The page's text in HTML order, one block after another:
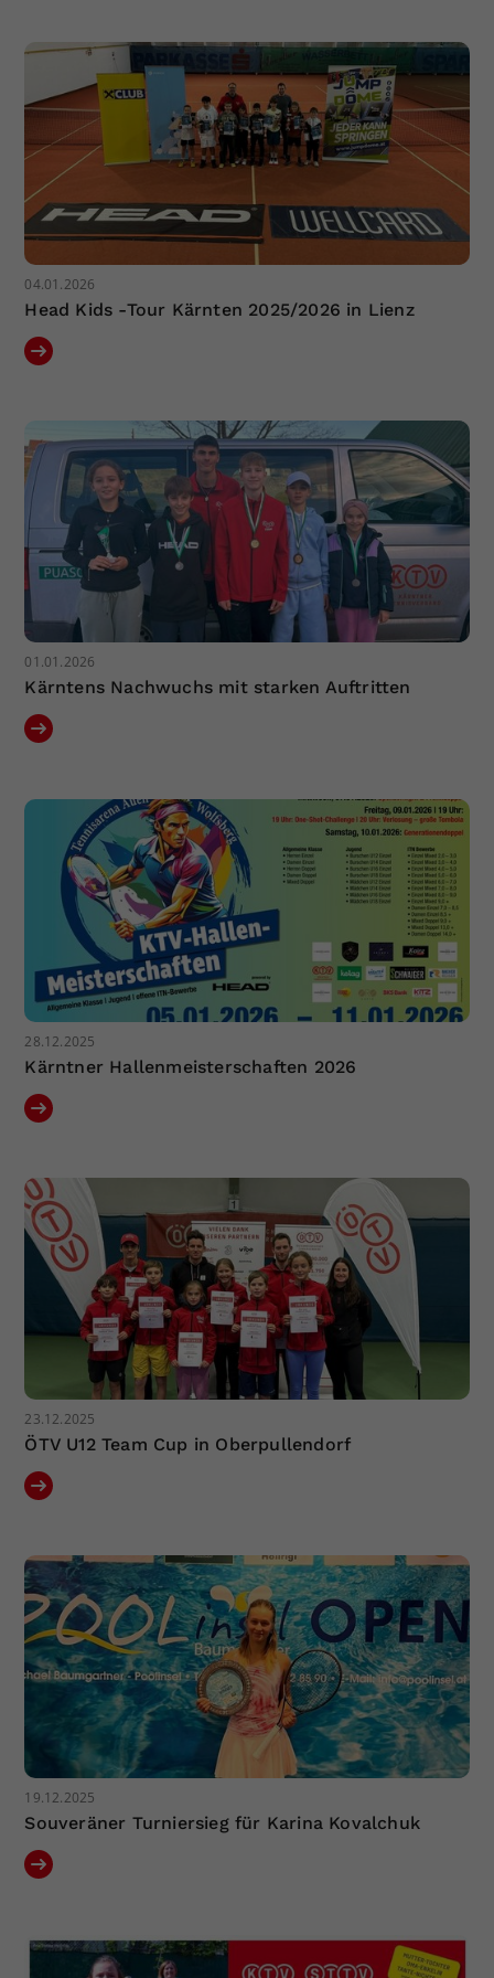
04.01.2026
Head Kids -Tour Kärnten 2025/2026 in Lienz
01.01.2026
Kärntens Nachwuchs mit starken Auftritten
28.12.2025
Kärntner Hallenmeisterschaften 2026
23.12.2025
ÖTV U12 Team Cup in Oberpullendorf
19.12.2025
Souveräner Turniersieg für Karina Kovalchuk
Zweck
Einstellungen. Unter anderem eine
zufällig generierte ID, für die
historische Speicherung Ihrer
vorgenommen Einstellungen, falls der
Webseiten-Betreiber dies eingestellt
hat.